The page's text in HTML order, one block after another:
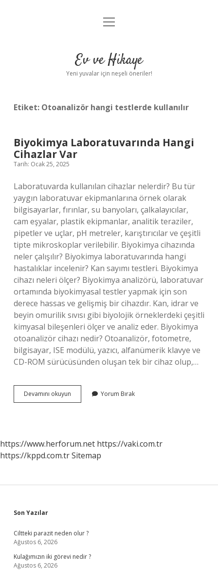
Anasayfa
Yasal Uyarı
menüyü
Ev ve Hikaye
Yeni yuvalar için neşeli öneriler!
Etiket: Otoanalizör hangi testlerde kullanılır
Biyokimya Laboratuvarında Hangi
Cihazlar Var
Tarih: Ocak 25, 2025
Laboratuvarda kullanılan cihazlar nelerdir? Bu tür
yaygın laboratuvar ekipmanlarına örnek olarak
bilgisayarlar, fırınlar, su banyoları, çalkalayıcılar,
cam eşyalar, plastik ekipmanlar, analitik teraziler,
pipetler ve uçlar, pH metreler, karıştırıcılar ve çeşitli
tipte mikroskoplar verilebilir. Biyokimya cihazında
neler çalışılır? Biyokimya laboratuvarında hangi
hastalıklar incelenir? Kan sayımı testleri. Biyokimya
cihazı neleri ölçer? Biyokimya analizörü, laboratuvar
ortamında biyokimyasal testler yapmak için son
derece hassas ve gelişmiş bir cihazdır. Kan, idrar ve
beyin omurilik sıvısı gibi biyolojik örneklerdeki çeşitli
kimyasal bileşenleri ölçer ve analiz eder. Biyokimya
otoanalizör cihazı nedir? Otoanalizör, fotometre,
bilgisayar, ISE modülü, yazıcı, alfanümerik klavye ve
CD-ROM sürücüsünden oluşan tek bir cihaz olup,…
Devamını okuyun Biyokimya
Laboratuvarında
Yorum Bırak
https://www.herforum.net https://vaki.com.tr
https://kppd.com.trSitemap
Sidebar
Son Yazılar
Ciltteki parazit neden olur ?
Ağustos 6, 2026
Kulağımızın iki görevi nedir ?
Ağustos 6, 2026